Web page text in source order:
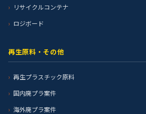
リサイクルコンテナ
ロジボード
再生原料・その他
再生プラスチック原料
国内廃プラ案件
海外廃プラ案件